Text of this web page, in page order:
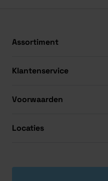
Assortiment
Klantenservice
Voorwaarden
Locaties